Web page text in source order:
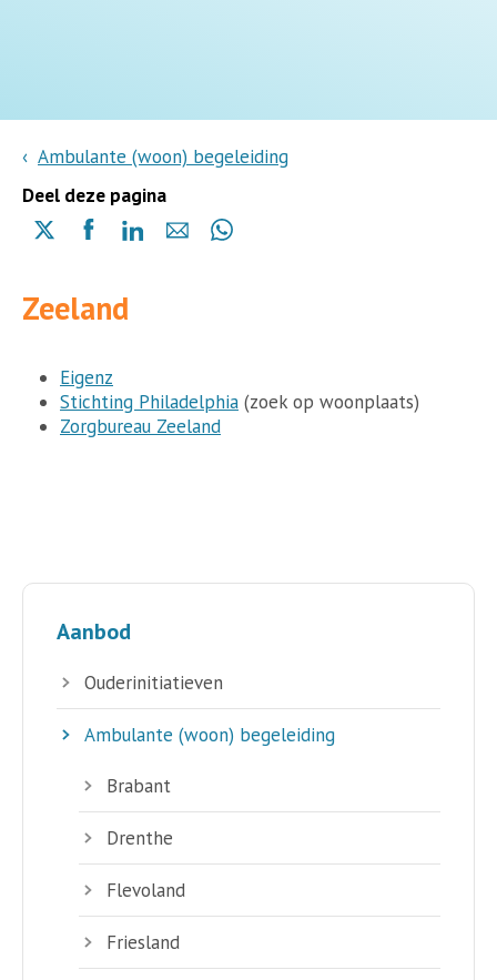
Ambulante (woon) begeleiding
Deel deze pagina
Delen
(opent
in
nieuwe
pagina)
Delen
(opent
in
nieuwe
pagina)
Delen
(opent
in
pagina)
Delen Delen
pagina)
Aanbod
Ouderinitiatieven
Ambulante (woon) begeleiding
Brabant
Drenthe
Flevoland
Friesland
Zeeland
Eigenz
Stichting Philadelphia (zoek op woonplaats)
Zorgbureau Zeeland